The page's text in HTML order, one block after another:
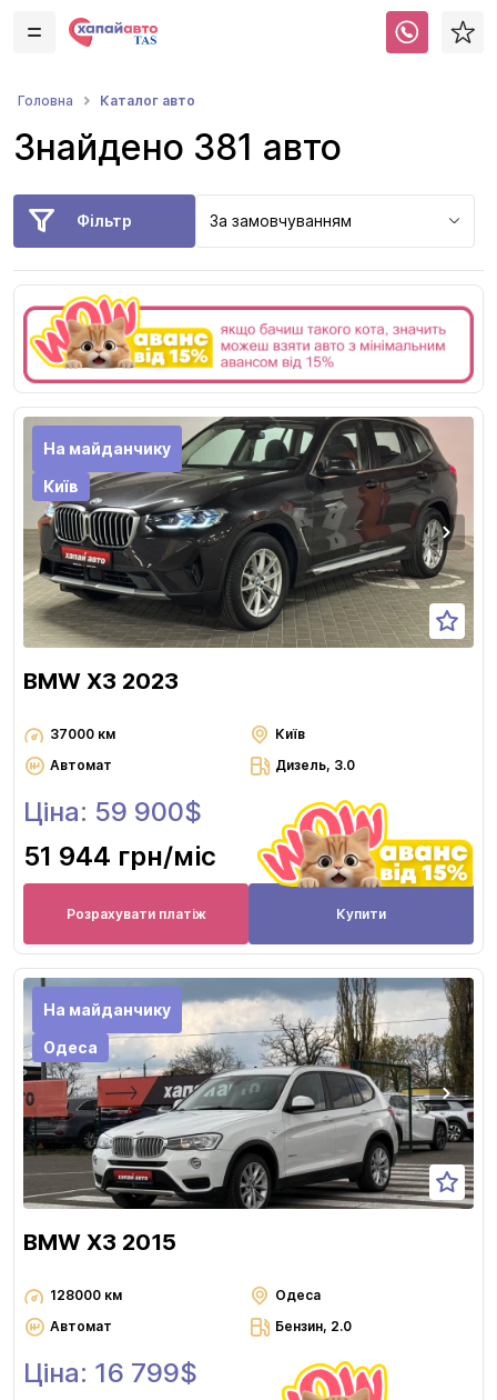
Головна Каталог авто
Знайдено 381 авто
Фільтр За замовчуванням
На майданчику
Київ
BMW X3 2023
37000 км
Київ
Автомат
Дизель, 3.0
Ціна: 59 900$
51 944 грн/міс
Розрахувати платіж Купити
На майданчику
Одеса
BMW X3 2015
128000 км
Одеса
Автомат
Бензин, 2.0
Ціна: 16 799$